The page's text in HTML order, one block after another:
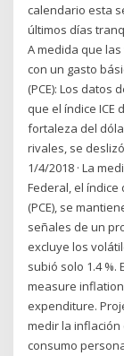
calendario esta
últimos días
A medida que
con un gasto
(PCE): Los datos
que el índice ICE
fortaleza del
rivales, se
1/4/2018 · La
Federal, el
(PCE), se
señales de un
excluye los
subió solo 1.4 %.
measure
expenditure.
medir la inflación
consumo